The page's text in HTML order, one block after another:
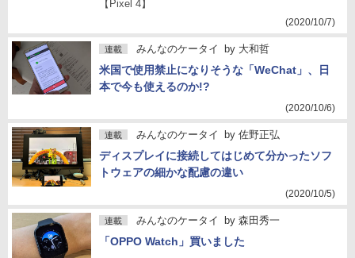
【Pixel 4】
(2020/10/7)
連載 みんなのケータイ by 大和哲
米国で使用禁止になりそうな「WeChat」、日
本で今も使えるのか!?
(2020/10/6)
連載 みんなのケータイ by 佐野正弘
ディスプレイに接続してはじめて分かったソフ
トウェアの細かな配慮の違い
(2020/10/5)
連載 みんなのケータイ by 森田秀一
「OPPO Watch」買いました